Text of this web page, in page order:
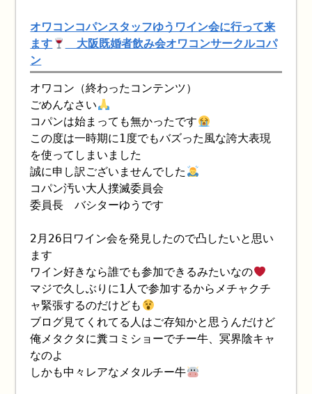
オワコンコパンスタッフゆうワイン会に行って来
ます
大阪既婚者飲み会オワコンサークルコパ
ン
オワコン（終わったコンテンツ）
ごめんなさい
コパンは始まっても無かったです
この度は一時期に1度でもバズった風な誇大表現
を使ってしまいました
誠に申し訳ございませんでした
コパン汚い大人撲滅委員会
委員長 バシターゆうです
2月26日ワイン会を発見したので凸したいと思い
ます
ワイン好きなら誰でも参加できるみたいなの
マジで久しぶりに1人で参加するからメチャクチ
ャ緊張するのだけども
ブログ見てくれてる人はご存知かと思うんだけど
俺メタクタに糞コミショーでチー牛、冥界陰キャ
なのよ
しかも中々レアなメタルチー牛